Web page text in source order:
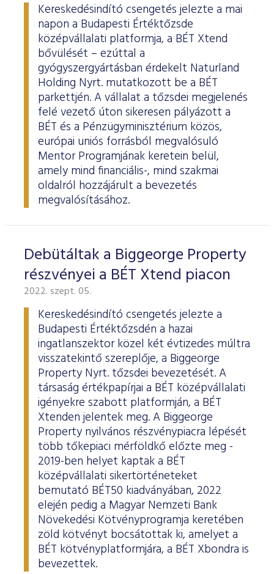
Kereskedésindító csengetés jelezte a mai
napon a Budapesti Értéktőzsde
középvállalati platformja, a BÉT Xtend
bővülését – ezúttal a
gyógyszergyártásban érdekelt Naturland
Holding Nyrt. mutatkozott be a BÉT
parkettjén. A vállalat a tőzsdei megjelenés
felé vezető úton sikeresen pályázott a
BÉT és a Pénzügyminisztérium közös,
európai uniós forrásból megvalósuló
Mentor Programjának keretein belül,
amely mind financiális-, mind szakmai
oldalról hozzájárult a bevezetés
megvalósításához.
Debütáltak a Biggeorge Property
részvényei a BÉT Xtend piacon
2022. szept. 05.
Kereskedésindító csengetés jelezte a
Budapesti Értéktőzsdén a hazai
ingatlanszektor közel két évtizedes múltra
visszatekintő szereplője, a Biggeorge
Property Nyrt. tőzsdei bevezetését. A
társaság értékpapírjai a BÉT középvállalati
igényekre szabott platformján, a BÉT
Xtenden jelentek meg. A Biggeorge
Property nyilvános részvénypiacra lépését
több tőkepiaci mérföldkő előzte meg -
2019-ben helyet kaptak a BÉT
középvállalati sikertörténeteket
bemutató BÉT50 kiadványában, 2022
elején pedig a Magyar Nemzeti Bank
Növekedési Kötvényprogramja keretében
zöld kötvényt bocsátottak ki, amelyet a
BÉT kötvényplatformjára, a BÉT Xbondra is
bevezettek.